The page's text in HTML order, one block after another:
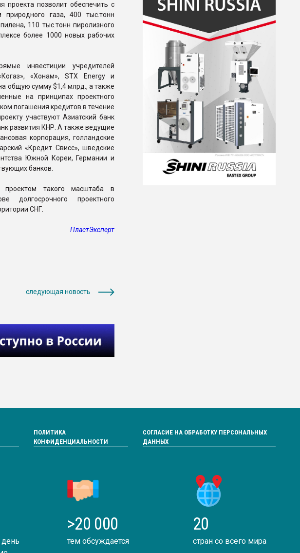
проекта позволит обеспечить с
газа, 400 тыс.тонн
110 тыс.тонн пиролизного
более 1000 новых рабочих
инвестиции учредителей
«Хонам», STX Energy и
общую сумму $1,4 млрд., а также
на принципах проектного
погашения кредитов в течение
участвуют Азиатский банк
развития КНР. А также ведущие
корпорация, голландские
«Кредит Свисс», шведские
Южной Кореи, Германии и
банков.
проектом такого масштаба в
долгосрочного проектного
СНГ.
ПластЭксперт
следующая новость
ПОЛИТИКА
КОНФИДЕНЦИАЛЬНОСТИ
СОГЛАСИЕ НА ОБРАБОТКУ ПЕРСОНАЛЬНЫХ
ДАННЫХ
>20 000
тем обсуждается
20
стран со всего мира